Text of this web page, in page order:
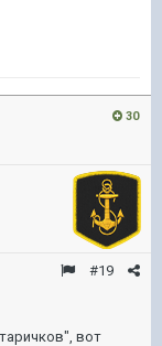
30
#19
вот